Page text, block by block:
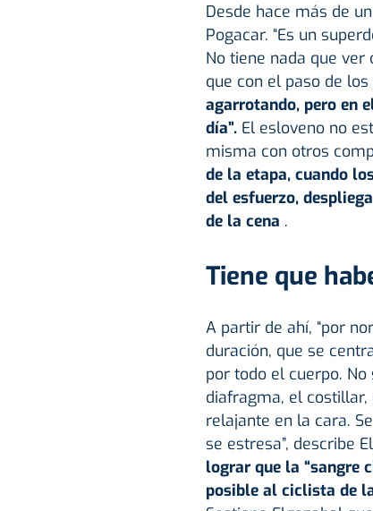
Desde hace más de
Pogacar. “Es un
No tiene nada que
que con el paso de
agarrotando, pero en
día”.El esloveno no
misma con otros
de la etapa, cuando
del esfuerzo,
de la cena .
Tiene que
A partir de ahí, “por
duración, que se
por todo el cuerpo.
diafragma, el
relajante en la cara.
se estresa”, describe
lograr que la “sangre
posible al ciclista de